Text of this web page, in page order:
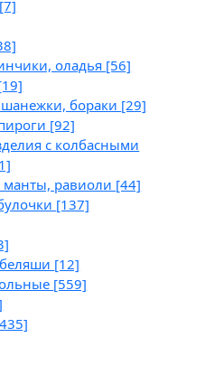
[7]
оладья [56]
бораки [29]
[92]
с колбасными
равиоли [44]
[137]
беляши [12]
[559]